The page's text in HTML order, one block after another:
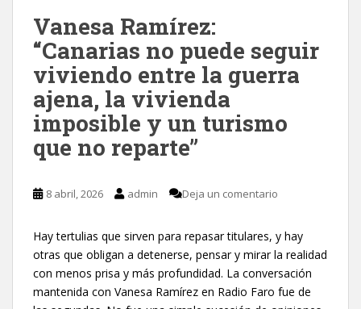
Vanesa Ramírez:
“Canarias no puede seguir
viviendo entre la guerra
ajena, la vivienda
imposible y un turismo
que no reparte”
8 abril, 2026 admin Deja un comentario
Hay tertulias que sirven para repasar titulares, y hay
otras que obligan a detenerse, pensar y mirar la realidad
con menos prisa y más profundidad. La conversación
mantenida con Vanesa Ramírez en Radio Faro fue de